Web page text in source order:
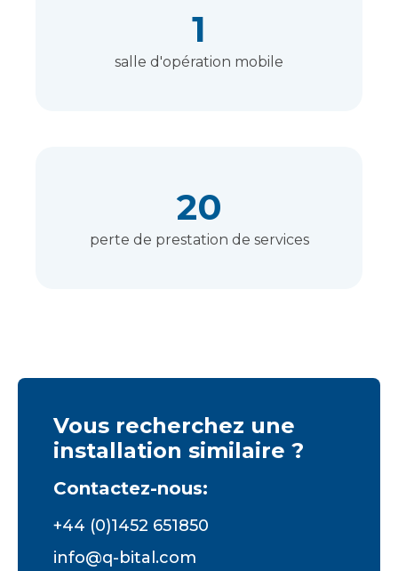
1
salle d'opération mobile
20
perte de prestation de services
Vous recherchez une
installation similaire ?
Contactez-nous:
+44 (0)1452 651850
info@q-bital.com